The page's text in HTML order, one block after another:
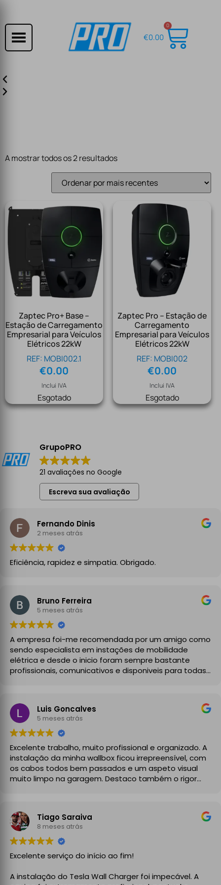
€0.00
0
A mostrar todos os 2 resultados
Zaptec Pro+ Base –
Estação de Carregamento
Empresarial para Veículos
Elétricos 22kW
REF: MOBI002.1
€0.00
Inclui IVA
Esgotado
Zaptec Pro – Estação de
Carregamento
Empresarial para Veículos
Elétricos 22kW
REF: MOBI002
€0.00
Inclui IVA
Esgotado
GrupoPRO
21 avaliações no Google
Escreva sua avaliação
Fernando Dinis
2 meses atrás
Eficiência, rapidez e simpatia. Obrigado.
Bruno Ferreira
5 meses atrás
A empresa foi-me recomendada por um amigo como
sendo especialista em instações de mobilidade
elétrica e desde o inicio foram sempre bastante
profissionais, comunicativos e disponiveis para todas
A instalação de tomada reforçada em garagem
partilhada correu na perfeição e nos prazos
combinados, sendo que fizeram toda a limpeza e
explicações necessárias. Recomendado
Luis Goncalves
5 meses atrás
Excelente trabalho, muito profissional e organizado. A
instalação da minha wallbox ficou irrepreensível, com
os cabos todos bem passados e um aspeto visual
muito limpo na garagem. Destaco também o rigor
garantindo toda a segurança e legalidade.
Recomendo vivamente!
Tiago Saraiva
8 meses atrás
Excelente serviço do início ao fim!
A instalação do Tesla Wall Charger foi impecável. A